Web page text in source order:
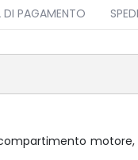
motore,
PAGAMENTO